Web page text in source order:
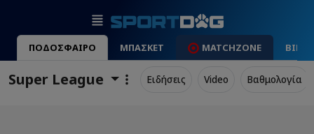
ΠΟΔΟΣΦΑΙΡΟ ΜΠΑΣΚΕΤ MATCHZONE
Super League Ειδήσεις Video Βαθμολογία